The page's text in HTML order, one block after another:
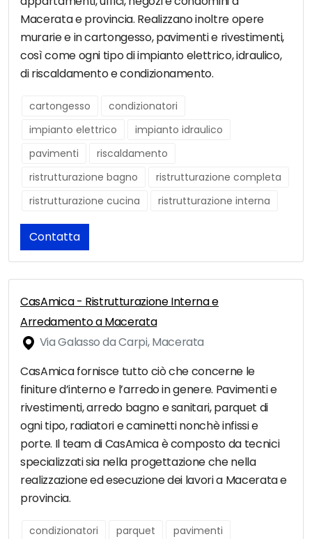
Macerata e provincia. Realizzano inoltre opere
murarie e in cartongesso, pavimenti e rivestimenti,
così come ogni tipo di impianto elettrico, idraulico,
di riscaldamento e condizionamento.
cartongesso
condizionatori
impianto elettrico
impianto idraulico
pavimenti
riscaldamento
ristrutturazione bagno
ristrutturazione completa
ristrutturazione cucina
ristrutturazione interna
Contatta
CasAmica - Ristrutturazione Interna e
Arredamento a Macerata
Via Galasso da Carpi, Macerata
CasAmica fornisce tutto ciò che concerne le
finiture d’interno e l’arredo in genere. Pavimenti e
rivestimenti, arredo bagno e sanitari, parquet di
ogni tipo, radiatori e caminetti nonchè infissi e
porte. Il team di CasAmica è composto da tecnici
specializzati sia nella progettazione che nella
realizzazione ed esecuzione dei lavori a Macerata e
provincia.
condizionatori parquet
pavimenti